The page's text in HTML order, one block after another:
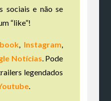
sociais e não se
“like”!
, Instagram
Notícias . Pode
legendados